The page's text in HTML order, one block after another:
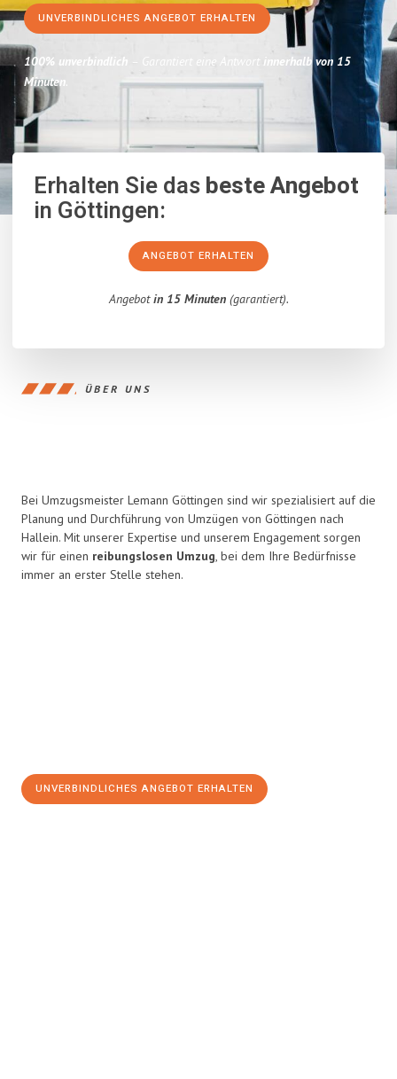
UNVERBINDLICHES ANGEBOT ERHALTEN
100% unverbindlich – Garantiert eine Antwort innerhalb von 15
Minuten.
Erhalten Sie dasbeste Angebot
in Göttingen:
ANGEBOT ERHALTEN
Angebotin 15 Minuten(garantiert).
ÜBER UNS
Bei Umzugsmeister Lemann Göttingen sind wir spezialisiert auf die
Planung und Durchführung von Umzügen von Göttingen nach
Hallein. Mit unserer Expertise und unserem Engagement sorgen
wir für einen reibungslosen Umzug, bei dem Ihre Bedürfnisse
immer an erster Stelle stehen.
UNVERBINDLICHES ANGEBOT ERHALTEN